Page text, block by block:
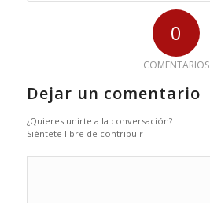
0
COMENTARIOS
Dejar un comentario
¿Quieres unirte a la conversación?
Siéntete libre de contribuir